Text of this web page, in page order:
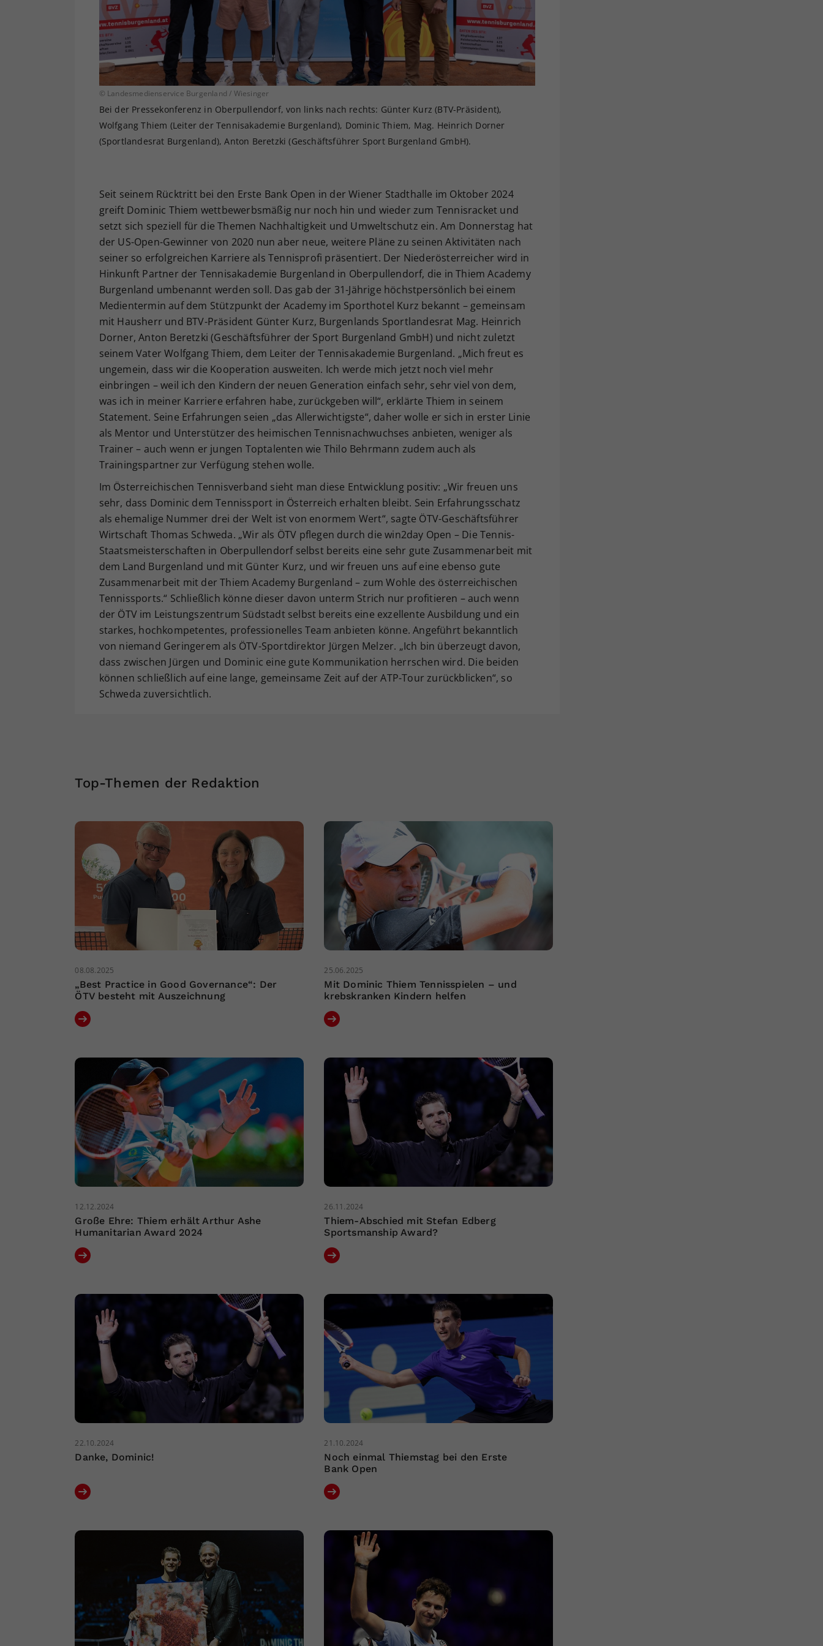
© Landesmedienservice Burgenland / Wiesinger
Bei der Pressekonferenz in Oberpullendorf, von links nach rechts: Günter Kurz (BTV-Präsident),
Wolfgang Thiem (Leiter der Tennisakademie Burgenland), Dominic Thiem, Mag. Heinrich Dorner
(Sportlandesrat Burgenland), Anton Beretzki (Geschäftsführer Sport Burgenland GmbH).
Seit seinem Rücktritt bei den Erste Bank Open in der Wiener Stadthalle im Oktober 2024
greift Dominic Thiem wettbewerbsmäßig nur noch hin und wieder zum Tennisracket und
setzt sich speziell für die Themen Nachhaltigkeit und Umweltschutz ein. Am Donnerstag hat
der US-Open-Gewinner von 2020 nun aber neue, weitere Pläne zu seinen Aktivitäten nach
seiner so erfolgreichen Karriere als Tennisprofi präsentiert. Der Niederösterreicher wird in
Hinkunft Partner der Tennisakademie Burgenland in Oberpullendorf, die in Thiem Academy
Burgenland umbenannt werden soll. Das gab der 31-Jährige höchstpersönlich bei einem
Medientermin auf dem Stützpunkt der Academy im Sporthotel Kurz bekannt – gemeinsam
mit Hausherr und BTV-Präsident Günter Kurz, Burgenlands Sportlandesrat Mag. Heinrich
Dorner, Anton Beretzki (Geschäftsführer der Sport Burgenland GmbH) und nicht zuletzt
seinem Vater Wolfgang Thiem, dem Leiter der Tennisakademie Burgenland. „Mich freut es
ungemein, dass wir die Kooperation ausweiten. Ich werde mich jetzt noch viel mehr
einbringen – weil ich den Kindern der neuen Generation einfach sehr, sehr viel von dem,
was ich in meiner Karriere erfahren habe, zurückgeben will“, erklärte Thiem in seinem
Statement. Seine Erfahrungen seien „das Allerwichtigste“, daher wolle er sich in erster Linie
als Mentor und Unterstützer des heimischen Tennisnachwuchses anbieten, weniger als
Trainer – auch wenn er jungen Toptalenten wie Thilo Behrmann zudem auch als
Trainingspartner zur Verfügung stehen wolle.
Im Österreichischen Tennisverband sieht man diese Entwicklung positiv: „Wir freuen uns
sehr, dass Dominic dem Tennissport in Österreich erhalten bleibt. Sein Erfahrungsschatz
als ehemalige Nummer drei der Welt ist von enormem Wert“, sagte ÖTV-Geschäftsführer
Wirtschaft Thomas Schweda. „Wir als ÖTV pflegen durch die win2day Open – Die Tennis-
Staatsmeisterschaften in Oberpullendorf selbst bereits eine sehr gute Zusammenarbeit mit
dem Land Burgenland und mit Günter Kurz, und wir freuen uns auf eine ebenso gute
Zusammenarbeit mit der Thiem Academy Burgenland – zum Wohle des österreichischen
Tennissports.“ Schließlich könne dieser davon unterm Strich nur profitieren – auch wenn
der ÖTV im Leistungszentrum Südstadt selbst bereits eine exzellente Ausbildung und ein
starkes, hochkompetentes, professionelles Team anbieten könne. Angeführt bekanntlich
von niemand Geringerem als ÖTV-Sportdirektor Jürgen Melzer. „Ich bin überzeugt davon,
dass zwischen Jürgen und Dominic eine gute Kommunikation herrschen wird. Die beiden
können schließlich auf eine lange, gemeinsame Zeit auf der ATP-Tour zurückblicken“, so
Schweda zuversichtlich.
Top-Themen der Redaktion
08.08.2025
„Best Practice in Good Governance“: Der
ÖTV besteht mit Auszeichnung
25.06.2025
Mit Dominic Thiem Tennisspielen – und
krebskranken Kindern helfen
12.12.2024
Große Ehre: Thiem erhält Arthur Ashe
Humanitarian Award 2024
26.11.2024
Thiem-Abschied mit Stefan Edberg
Sportsmanship Award?
22.10.2024
Danke, Dominic!
21.10.2024
Noch einmal Thiemstag bei den Erste
Bank Open
Ihrer vorgenommen Einstellungen, falls der
Webseiten-Betreiber dies eingestellt hat.